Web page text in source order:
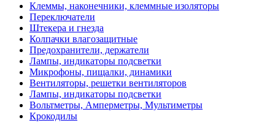
Клеммы, наконечники, клеммные изоляторы
Переключатели
Штекера и гнезда
Колпачки влагозащитные
Предохранители, держатели
Лампы, индикаторы подсветки
Микрофоны, пищалки, динамики
Вентиляторы, решетки вентиляторов
Лампы, индикаторы подсветки
Вольтметры, Амперметры, Мультиметры
Крокодилы